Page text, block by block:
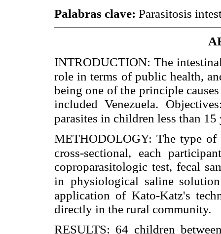
Palabras clave: Parasitosis
INTRODUCTION: The
role in terms of public health,
being one of the principle
included Venezuela.
parasites in children less than 15
METHODOLOGY: The type of
cross-sectional, each
coproparasitologic test, fecal
in physiological saline
application of Kato-Katz's
directly in the rural community.
RESULTS: 64 children